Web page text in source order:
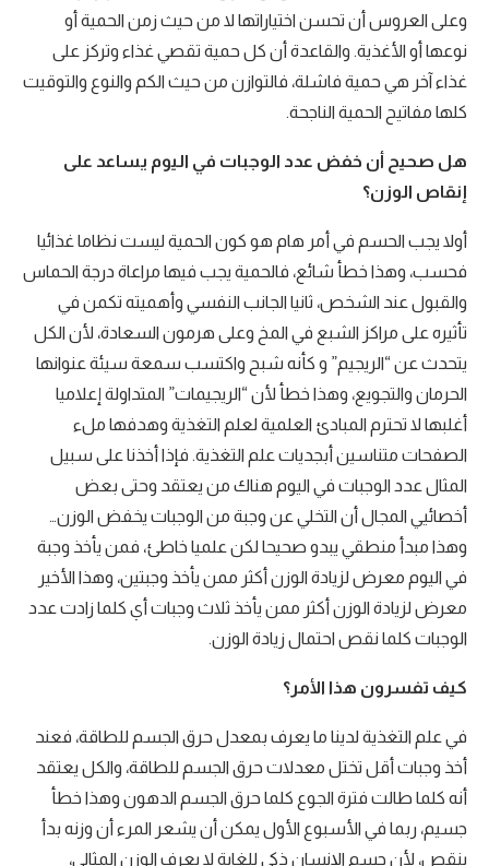
وعلى العروس أن تحسن اختياراتها لا من حيث زمن الحمية أو
نوعها أو الأغذية. والقاعدة أن كل حمية تقصي غذاء وتركز على
غذاء آخر هي حمية فاشلة، فالتوازن من حيث الكم والنوع والتوقيت
كلها مفاتيح الحمية الناجحة.
هل صحيح أن خفض عدد الوجبات في اليوم يساعد على
إنقاص الوزن؟
أولا يجب الحسم في أمر هام هو كون الحمية ليست نظاما غذائيا
فحسب، وهذا خطأ شائع، فالحمية يجب فيها مراعاة درجة الحماس
والقبول عند الشخص، ثانيا الجانب النفسي وأهميته تكمن في
تأثيره على مراكز الشبع في المخ وعلى هرمون السعادة، لأن الكل
يتحدث عن “الريجيم” و كأنه شبح واكتسب سمعة سيئة عنوانها
الحرمان والتجويع، وهذا خطأ لأن “الريجيمات” المتداولة إعلاميا
أغلبها لا تحترم المبادئ العلمية لعلم التغذية وهدفها ملء
الصفحات متناسين أبجديات علم التغذية. فإذا أخذنا على سبيل
المثال عدد الوجبات في اليوم هناك من يعتقد وحتى بعض
أخصائيي المجال أن التخلي عن وجبة من الوجبات يخفض الوزن…
وهذا مبدأ منطقي يبدو صحيحا لكن علميا خاطئ، فمن يأخذ وجبة
في اليوم معرض لزيادة الوزن أكثر ممن يأخذ وجبتين، وهذا الأخير
معرض لزيادة الوزن أكثر ممن يأخذ ثلاث وجبات أي كلما زادت عدد
الوجبات كلما نقص احتمال زيادة الوزن.
كيف تفسرون هذا الأمر؟
في علم التغذية لدينا ما يعرف بمعدل حرق الجسم للطاقة، فعند
أخذ وجبات أقل تختل معدلات حرق الجسم للطاقة، والكل يعتقد
أنه كلما طالت فترة الجوع كلما حرق الجسم الدهون وهذا خطأ
جسيم، ربما في الأسبوع الأول يمكن أن يشعر المرء أن وزنه بدأ
ينقص، لأن جسم الإنسان ذكي للغاية لا يعرف الوزن المثالي،